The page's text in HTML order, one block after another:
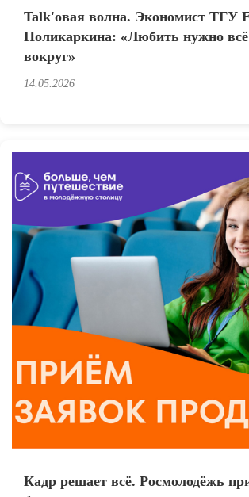
Talk'овая волна. Экономист ТГУ
Поликаркина: «Любить нужно всё
вокруг»
14.05.2026
Кадр решает всё. Росмолодёжь